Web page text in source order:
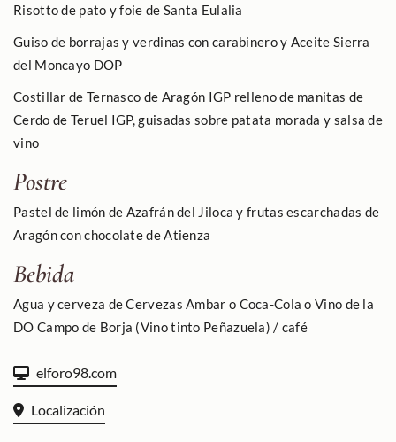
Risotto de pato y foie de Santa Eulalia
Guiso de borrajas y verdinas con carabinero y Aceite Sierra
del Moncayo DOP
Costillar de Ternasco de Aragón IGP relleno de manitas de
Cerdo de Teruel IGP, guisadas sobre patata morada y salsa de
vino
Postre
Pastel de limón de Azafrán del Jilocay frutas escarchadas de
Aragón con chocolate de Atienza
Bebida
Agua y cerveza de Cervezas Ambar o Coca-Cola o Vino de la
DO Campo de Borja (Vino tinto Peñazuela) / café
elforo98.com
Localización